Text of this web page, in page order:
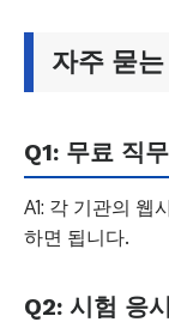
자주 묻
Q1: 무료 직
A1: 각 기관의 웹
하면 됩니다.
Q2: 시험 응